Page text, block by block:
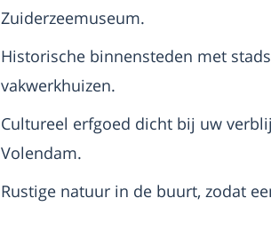
Zuiderzeemuseum.
Historische binnensteden met
vakwerkhuizen.
Cultureel erfgoed dicht bij uw
Volendam.
Rustige natuur in de buurt, zodat